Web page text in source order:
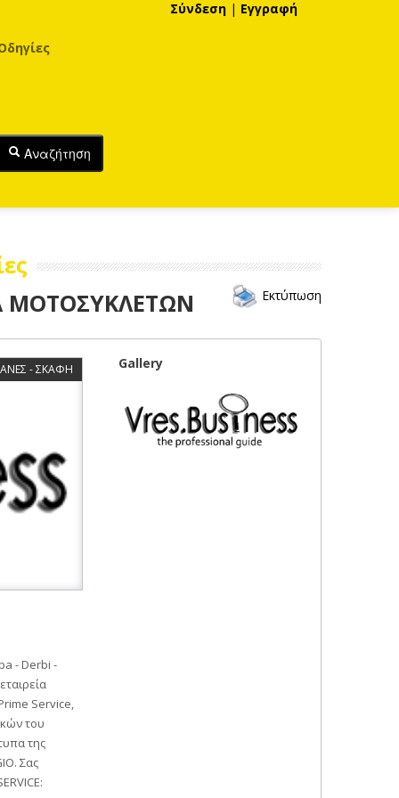
Σύνδεση | Εγγραφή
Αναζήτηση
ΜΟΤΟΣΥΚΛΕΤΩΝ Εκτύπωση
- ΣΚΑΦΗ
- Derbi -
Service,
του
της
Σας
Gallery